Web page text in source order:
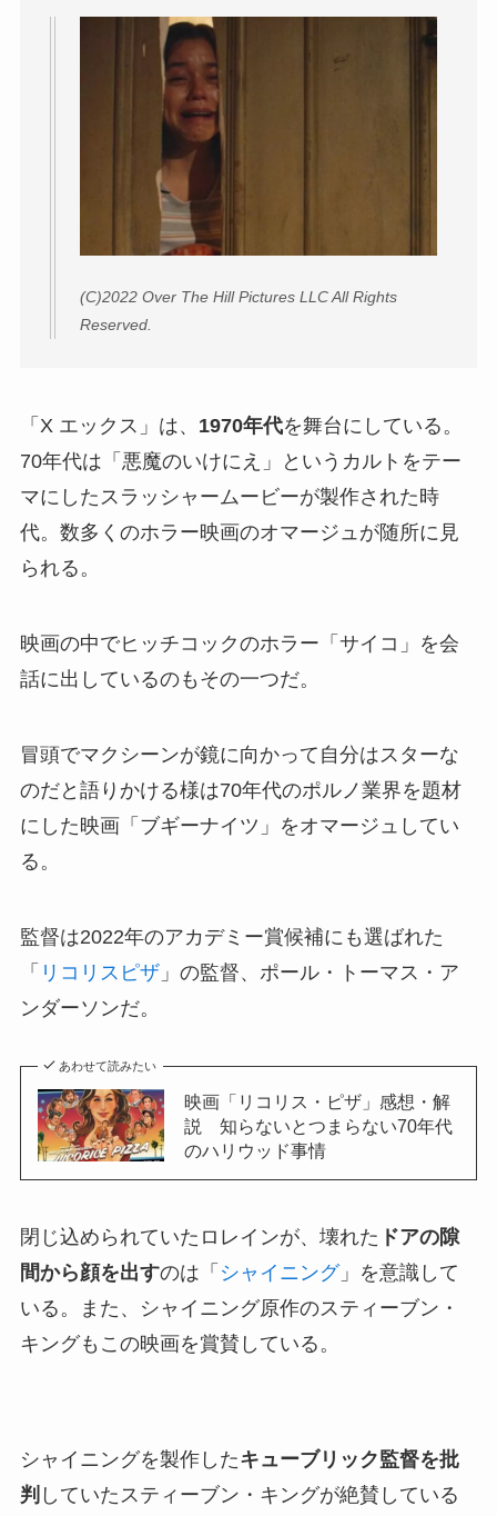
(C)2022 Over The Hill Pictures LLC All Rights
Reserved.
「X エックス」は、 1970年代を舞台にしている。
70年代は「悪魔のいけにえ」というカルトをテー
マにしたスラッシャームービーが製作された時
代。数多くのホラー映画のオマージュが随所に見
られる。
映画の中でヒッチコックのホラー「サイコ」を会
話に出しているのもその一つだ。
冒頭でマクシーンが鏡に向かって自分はスターな
のだと語りかける様は70年代のポルノ業界を題材
にした映画「ブギーナイツ」をオマージュしてい
る。
監督は2022年のアカデミー賞候補にも選ばれた
「 リコリスピザ」の監督、ポール・トーマス・ア
ンダーソンだ。
あわせて読みたい
映画「リコリス・ピザ」感想・解
説 知らないとつまらない70年代
のハリウッド事情
閉じ込められていたロレインが、壊れた ドアの隙
間から顔を出すのは「 シャイニング」を意識して
いる。また、シャイニング原作のスティーブン・
キングもこの映画を賞賛している。
シャイニングを製作したキューブリック監督を批
判 していたスティーブン・キングが絶賛している